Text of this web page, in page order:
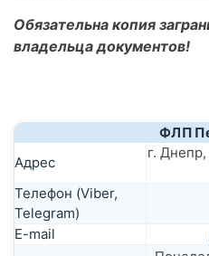
Обязательна копия
владельца документов!
ФЛП
Адрес
г.
Телефон (Viber,
Telegram)
E-mail